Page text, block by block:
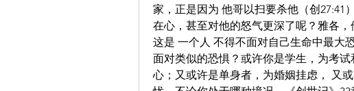
家，正是因为 他哥以扫要杀他（创27:41
在心，甚至对他的怒气更深了呢？雅各，
这是 一个人 不得不面对自己生命中最大
面对类似的恐惧？或许你是学生，为考
心；又或许是单身者，为婚姻挂虑， 又